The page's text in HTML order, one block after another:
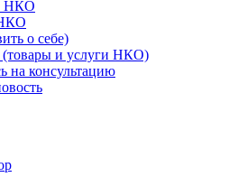
НКО
о себе)
и услуги НКО)
на консультацию